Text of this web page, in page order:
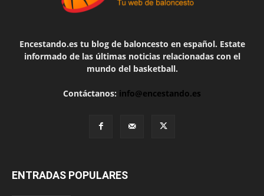
Encestando.es tu blog de baloncesto en español. Estate
informado de las últimas noticias relacionadas con el
mundo del basketball.
Contáctanos: info@encestando.es
ENTRADAS POPULARES